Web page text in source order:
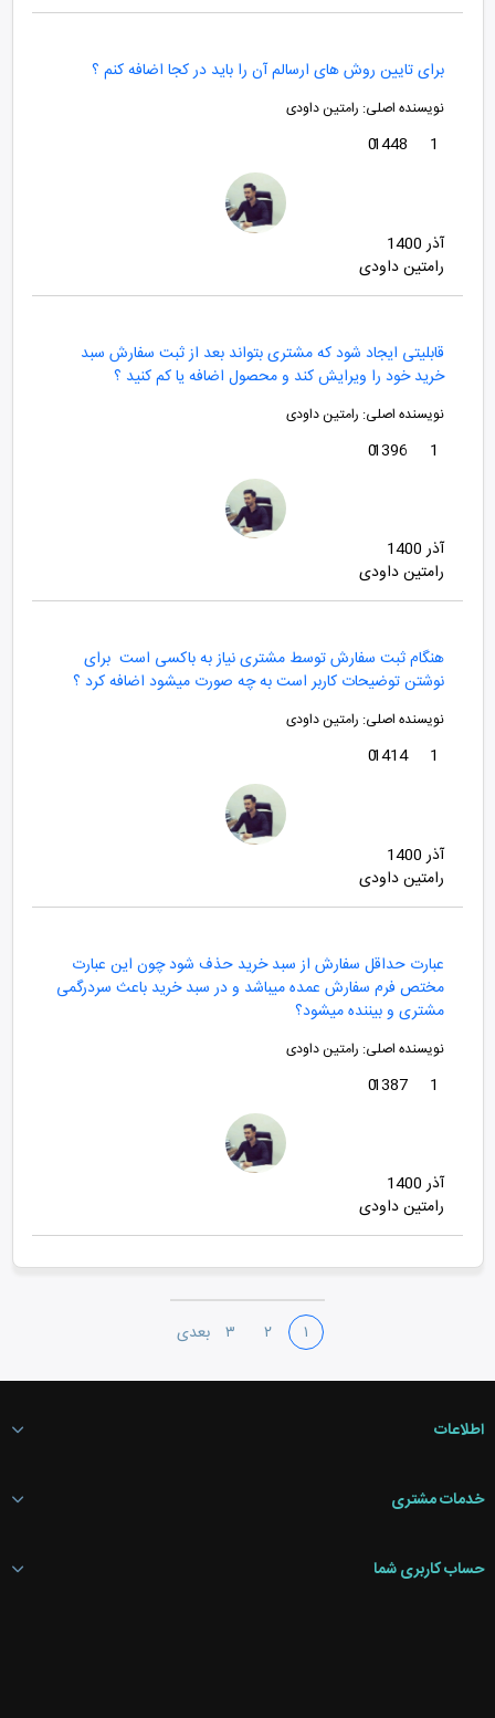
برای تایین روش های ارسالم آن را باید در کجا اضافه کنم ؟
نویسنده اصلی: رامتین داودی
1
1448
0
آذر 1400
رامتین داودی
قابلیتی ایجاد شود که مشتری بتواند بعد از ثبت سفارش سبد
خرید خود را ویرایش کند و محصول اضافه یا کم کنید ؟
نویسنده اصلی: رامتین داودی
1
1396
0
آذر 1400
رامتین داودی
هنگام ثبت سفارش توسط مشتری نیاز به باکسی است برای
نوشتن توضیحات کاربر است به چه صورت میشود اضافه کرد ؟
نویسنده اصلی: رامتین داودی
1
1414
0
آذر 1400
رامتین داودی
عبارت حداقل سفارش از سبد خرید حذف شود چون این عبارت
مختص فرم سفارش عمده میباشد و در سبد خرید باعث سردرگمی
مشتری و بیننده میشود؟
نویسنده اصلی: رامتین داودی
1
1387
0
آذر 1400
رامتین داودی
۱ ۲ ۳ بعدی
اطلاعات
خدمات مشتری
حساب کاربری شما